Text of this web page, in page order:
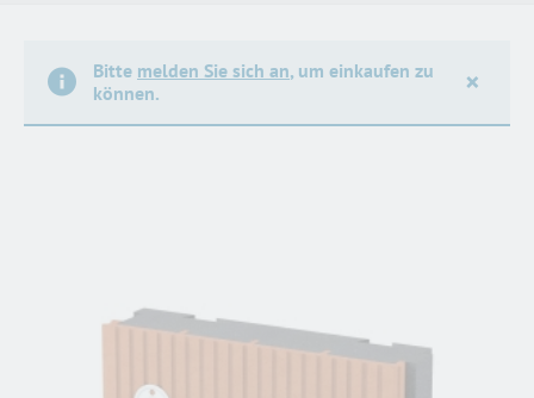
Bitte melden Sie sich an, um einkaufen zu
können.
×